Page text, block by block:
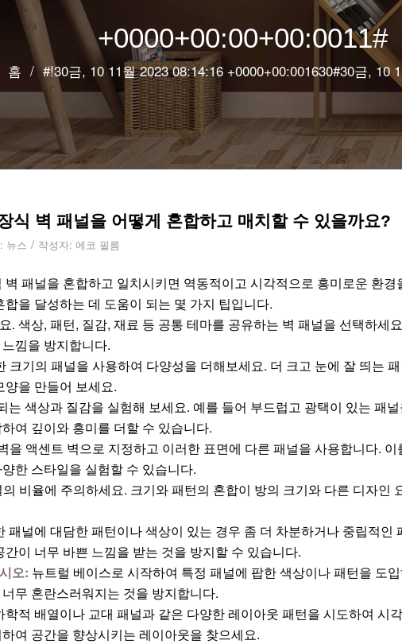
+0000+00:00+00:0011#
홈 / #!30금, 10 11월 2023 08:14:16 +0000+00:001630#30금, 10
식 벽 패널을 어떻게 혼합하고 매치할 수 있을까요?
뉴스 / 작성자: 에코 필름
패널을 혼합하고 일치시키면 역동적이고 시각적으로 흥미로운 환경
을 달성하는 데 도움이 되는 몇 가지 팁입니다.
. 색상, 패턴, 질감, 재료 등 공통 테마를 공유하는 벽 패널을 선택하세
낌을 방지합니다.
크기의 패널을 사용하여 다양성을 더해보세요. 더 크고 눈에 잘 띄는
을 만들어 보세요.
는 색상과 질감을 실험해 보세요. 예를 들어 부드럽고 광택이 있는 패
여 깊이와 흥미를 더할 수 있습니다.
을 액센트 벽으로 지정하고 이러한 표면에 다른 패널을 사용합니다. 이
한 스타일을 실험할 수 있습니다.
비율에 주의하세요. 크기와 패턴의 혼합이 방의 크기와 다른 디자인
패널에 대담한 패턴이나 색상이 있는 경우 좀 더 차분하거나 중립적인
이 너무 바쁜 느낌을 받는 것을 방지할 수 있습니다.
오: 뉴트럴 베이스로 시작하여 특정 패널에 팝한 색상이나 패턴을 도
무 혼란스러워지는 것을 방지합니다.
적 배열이나 교대 패널과 같은 다양한 레이아웃 패턴을 시도하여 시
여 공간을 향상시키는 레이아웃을 찾으세요.